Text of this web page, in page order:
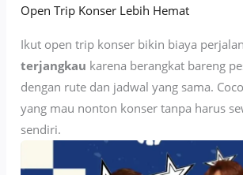
Open Trip Konser Lebih Hemat
Ikut open trip konser bikin biaya
terjangkau karena berangkat bareng
dengan rute dan jadwal yang sama.
yang mau nonton konser tanpa harus
sendiri.